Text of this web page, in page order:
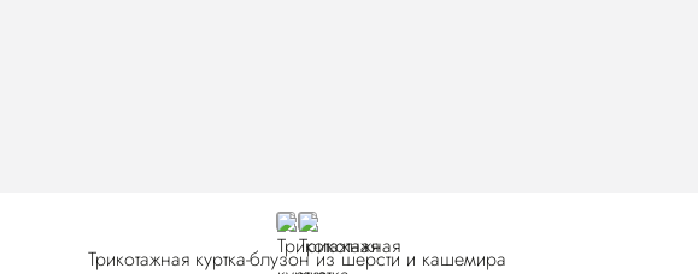
GREYGREEN
Трикотажная куртка-блузон из шерсти и кашемира